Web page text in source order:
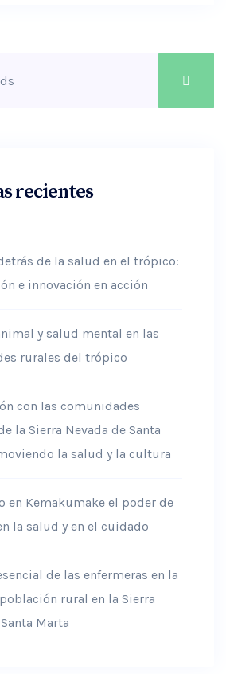
recientes
de la salud en el trópico:
e innovación en acción
y salud mental en las
rurales del trópico
con las comunidades
la Sierra Nevada de Santa
la salud y la cultura
en Kemakumake el poder de
la salud y en el cuidado
de las enfermeras en la
rural en la Sierra
Marta